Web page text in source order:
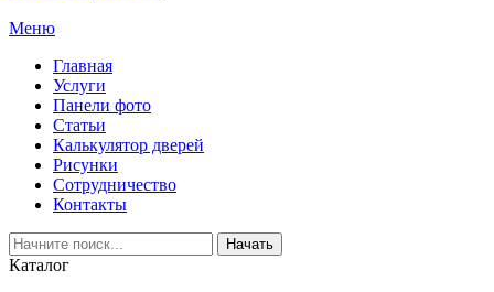
Меню
Главная
Услуги
Панели фото
Статьи
Калькулятор дверей
Рисунки
Сотрудничество
Контакты
Начать
Каталог